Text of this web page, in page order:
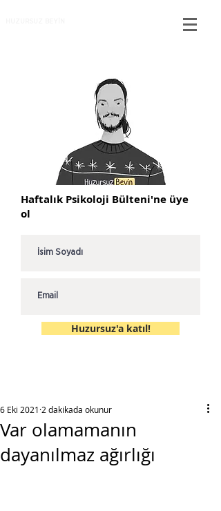
Haftalık Psikoloji Bülteni'ne üye
ol
Huzursuz'a katıl!
Var olamamanın
dayanılmaz ağırlığı
6 Eki 2021 2 dakikada okunur